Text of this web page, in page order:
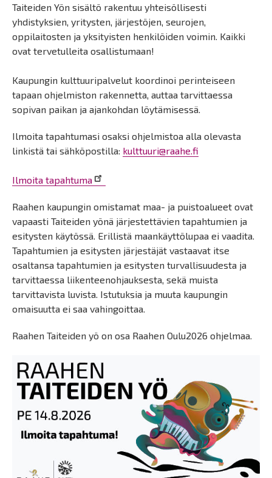
Taiteiden Yön sisältö rakentuu yhteisöllisesti
yhdistyksien, yritysten, järjestöjen, seurojen,
oppilaitosten ja yksityisten henkilöiden voimin. Kaikki
ovat tervetulleita osallistumaan!
Kaupungin kulttuuripalvelut koordinoi perinteiseen
tapaan ohjelmiston rakennetta, auttaa tarvittaessa
sopivan paikan ja ajankohdan löytämisessä.
Ilmoita tapahtumasi osaksi ohjelmistoa alla olevasta
linkistä tai sähköpostilla: kulttuuri@raahe.fi
Ilmoita tapahtuma
Raahen kaupungin omistamat maa- ja puistoalueet ovat
vapaasti Taiteiden yönä järjestettävien tapahtumien ja
esitysten käytössä. Erillistä maankäyttölupaa ei vaadita.
Tapahtumien ja esitysten järjestäjät vastaavat itse
osaltansa tapahtumien ja esitysten turvallisuudesta ja
tarvittaessa liikenteenohjauksesta, sekä muista
tarvittavista luvista. Istutuksia ja muuta kaupungin
omaisuutta ei saa vahingoittaa.
Raahen Taiteiden yö on osa Raahen Oulu2026 ohjelmaa.